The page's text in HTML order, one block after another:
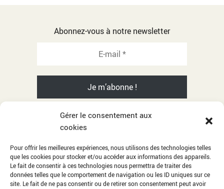
Gérer le consentement aux
cookies
Pour offrir les meilleures expériences, nous utilisons des technologies telles
que les cookies pour stocker et/ou accéder aux informations des appareils.
Le fait de consentir à ces technologies nous permettra de traiter des
données telles que le comportement de navigation ou les ID uniques sur ce
site. Le fait de ne pas consentir ou de retirer son consentement peut avoir
Abonnez-vous à notre newsletter
Citations
Album photos